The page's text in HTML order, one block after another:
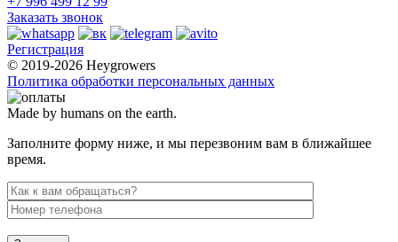
Заказать звонок
Регистрация
© 2019-2026 Heygrowers
Политика обработки персональных данных
Made by humans on the earth.
Заполните форму ниже, и мы перезвоним вам в ближайшее
время.